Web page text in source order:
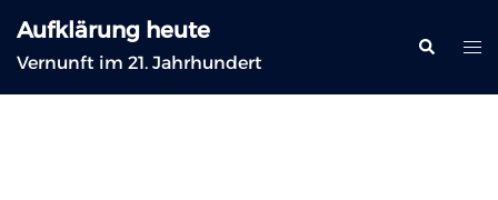
Inhalt
springen
Aufklärung heute
Vernunft im 21. Jahrhundert
Suche